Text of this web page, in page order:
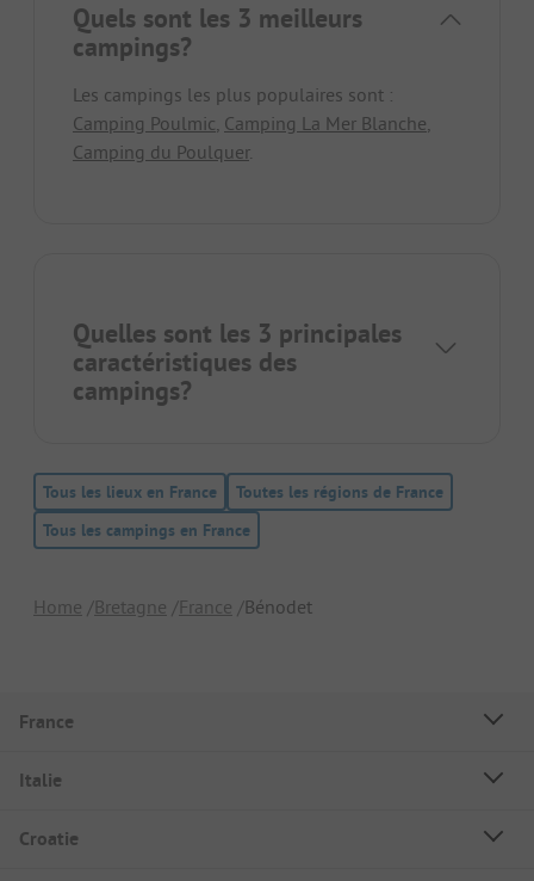
Quels sont les 3 meilleurs
campings?
Les campings les plus populaires sont :
Camping Poulmic, Camping La Mer Blanche,
Camping du Poulquer.
Quelles sont les 3 principales
caractéristiques des
campings?
Tous les lieux en France
Toutes les régions de France
Tous les campings en France
Home Bretagne France Bénodet
France
Italie
Croatie